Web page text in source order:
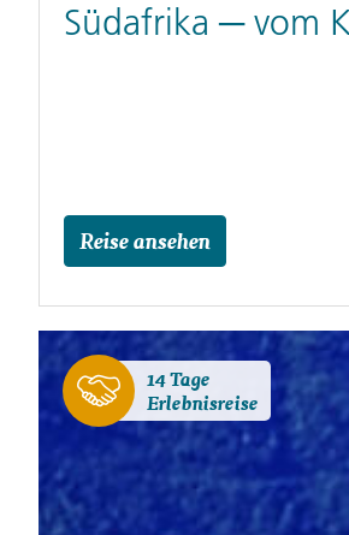
Südafrika ─ vom
Reise ansehen
14 Tage
Erlebnisreise